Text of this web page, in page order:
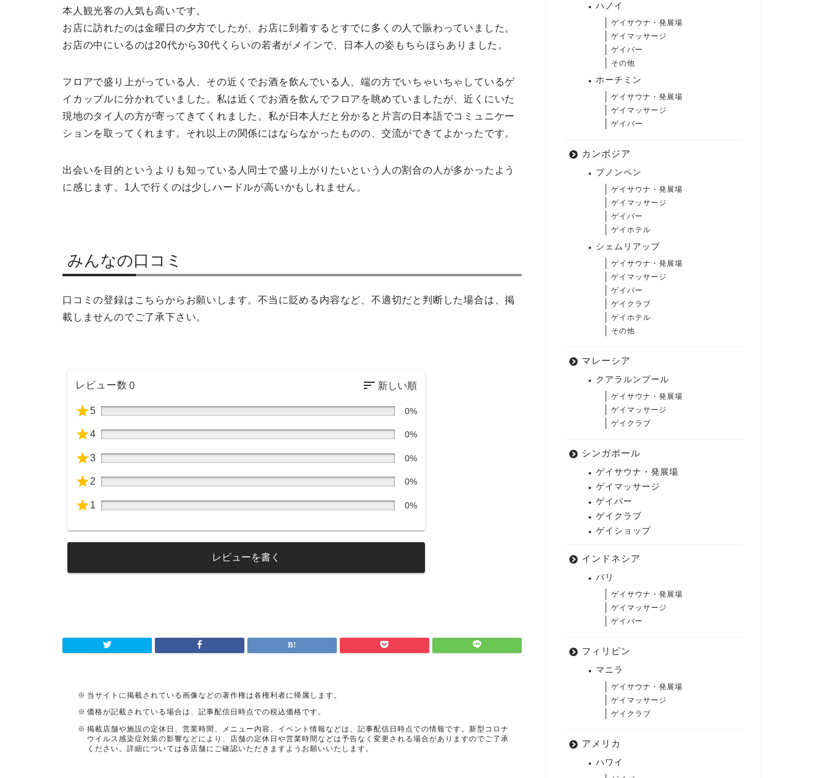
本人観光客の人気も高いです。
お店に訪れたのは金曜日の夕方でしたが、お店に到着するとすでに多くの人で賑わっていました。
お店の中にいるのは20代から30代くらいの若者がメインで、日本人の姿もちらほらありました。
フロアで盛り上がっている人、その近くでお酒を飲んでいる人、端の方でいちゃいちゃしているゲ
イカップルに分かれていました。私は近くでお酒を飲んでフロアを眺めていましたが、近くにいた
現地のタイ人の方が寄ってきてくれました。私が日本人だと分かると片言の日本語でコミュニケー
ションを取ってくれます。それ以上の関係にはならなかったものの、交流ができてよかったです。
出会いを目的というよりも知っている人同士で盛り上がりたいという人の割合の人が多かったよう
に感じます。1人で行くのは少しハードルが高いかもしれません。
みんなの口コミ
口コミの登録はこちらからお願いします。不当に貶める内容など、不適切だと判断した場合は、掲
載しませんのでご了承下さい。
レビュー数 0
5 0%
4 0%
3 0%
2 0%
1 0%
レビューを書く
当サイトに掲載されている画像などの著作権は各権利者に帰属します。
価格が記載されている場合は、記事配信日時点での税込価格です。
掲載店舗や施設の定休日、営業時間、メニュー内容、イベント情報などは、記事配信日時点での情報です。新型コロナ
ウイルス感染症対策の影響などにより、店舗の定休日や営業時間などは予告なく変更される場合がありますのでご了承
ください。詳細については各店舗にご確認いただきますようお願いいたします。
ハノイ
ゲイサウナ・発展場
ゲイマッサージ
ゲイバー
その他
ホーチミン
ゲイサウナ・発展場
ゲイマッサージ
ゲイバー
カンボジア
プノンペン
ゲイサウナ・発展場
ゲイマッサージ
ゲイバー
ゲイホテル
シェムリアップ
ゲイサウナ・発展場
ゲイマッサージ
ゲイバー
ゲイクラブ
ゲイホテル
その他
マレーシア
クアラルンプール
ゲイサウナ・発展場
ゲイマッサージ
ゲイクラブ
シンガポール
ゲイサウナ・発展場
ゲイマッサージ
ゲイバー
ゲイクラブ
ゲイショップ
インドネシア
バリ
ゲイサウナ・発展場
ゲイマッサージ
ゲイバー
フィリピン
マニラ
ゲイサウナ・発展場
ゲイマッサージ
ゲイクラブ
アメリカ
ハワイ